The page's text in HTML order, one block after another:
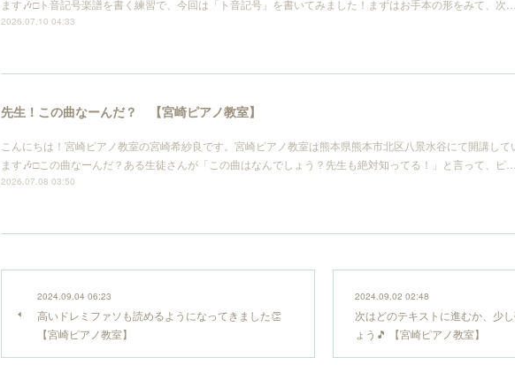
ます🎶□ト音記号楽譜を書く練習で、今回は「ト音記号」を書いてみました！まずはお手本の形をみて、次…
2026.07.10 04:33
先生！この曲なーんだ？ 【宮崎ピアノ教室】
こんにちは！宮崎ピアノ教室の宮崎希紗良です。宮崎ピアノ教室は熊本県熊本市北区八景水谷にて開講して
ます🎶□この曲なーんだ？ある生徒さんが「この曲はなんでしょう？先生も絶対知ってる！」と言って、ピ…
2026.07.08 03:50
2024.09.04 06:23
高いドレミファソも読めるようになってきました👏
【宮崎ピアノ教室】
2024.09.02 02:48
次はどのテキストに進むか、少
ょう🎵 【宮崎ピアノ教室】